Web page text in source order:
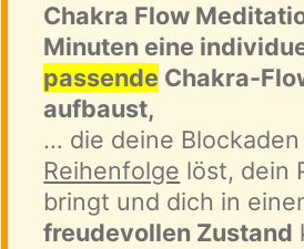
Chakra Flow
Minuten eine
passende Chakra-
aufbaust,
… die deine
Reihenfolge löst, dein
bringt und dich in
freudevollen Zustand